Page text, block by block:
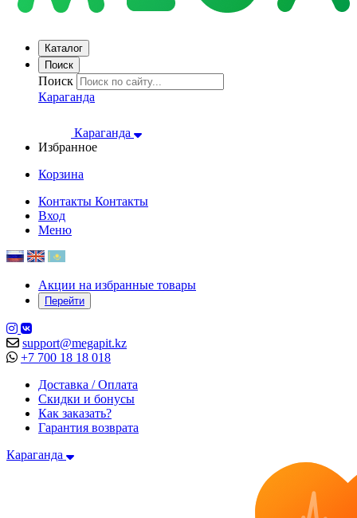
Каталог
Поиск
Поиск
Караганда
Караганда
Избранное
Корзина
Контакты Контакты
Вход
Меню
Акции на избранные товары
Перейти
support@megapit.kz
+7 700 18 18 018
Доставка / Оплата
Скидки и бонусы
Как заказать?
Гарантия возврата
Караганда